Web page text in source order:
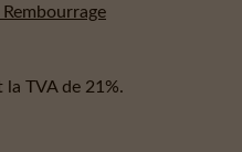
TVA de 21%.